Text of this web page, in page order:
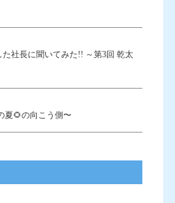
社長に聞いてみた!! ～第3回 乾太
夏🌻の向こう側〜